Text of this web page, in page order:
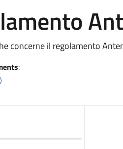
concerne il regolamento
: